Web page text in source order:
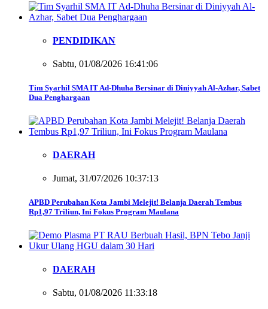
PENDIDIKAN
Sabtu, 01/08/2026 16:41:06
Tim Syarhil SMA IT Ad-Dhuha Bersinar di Diniyyah Al-Azhar, Sabet
Dua Penghargaan
DAERAH
Jumat, 31/07/2026 10:37:13
APBD Perubahan Kota Jambi Melejit! Belanja Daerah Tembus
Rp1,97 Triliun, Ini Fokus Program Maulana
DAERAH
Sabtu, 01/08/2026 11:33:18